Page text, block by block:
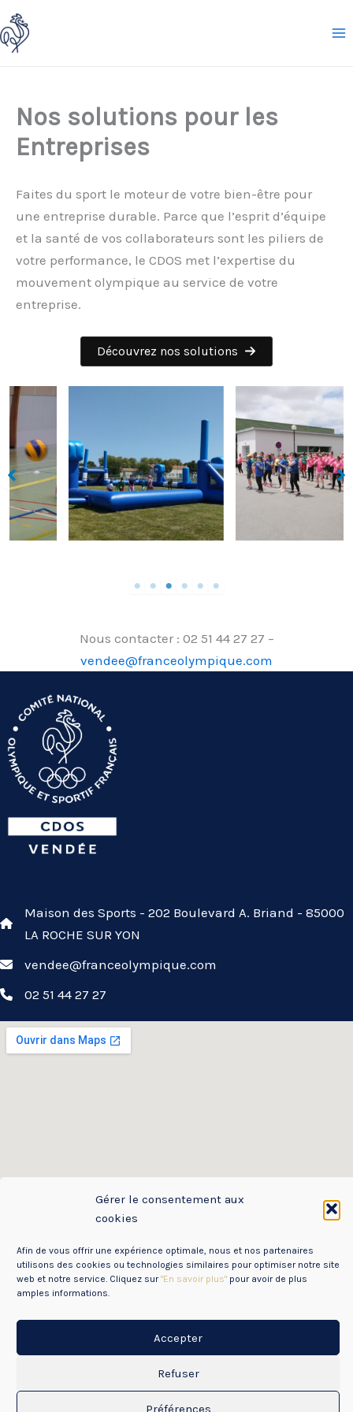
Gérer le consentement aux
cookies
Afin de vous offrir une expérience optimale, nous et nos partenaires
utilisons des cookies ou technologies similaires pour optimiser notre site
web et notre service. Cliquez sur"En savoir plus" pour avoir de plus
amples informations.
Accepter
Refuser
Préférences
Aller
au
contenu
Nos solutions pour les
Entreprises
Faites du sport le moteur de votre bien-être pour
une entreprise durable. Parce que l’esprit d’équipe
et la santé de vos collaborateurs sont les piliers de
votre performance, le CDOS met l’expertise du
mouvement olympique au service de votre
entreprise.
Découvrez nos solutions
Nous contacter : 02 51 44 27 27 –
vendee@franceolympique.com
Maison des Sports - 202 Boulevard A. Briand - 85000
LA ROCHE SUR YON
vendee@franceolympique.com
02 51 44 27 27
Copyright © 2026 CDOS85